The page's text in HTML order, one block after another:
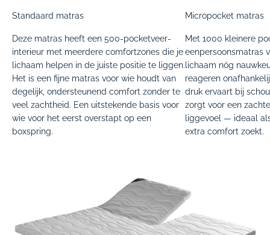
Standaard matras
Deze matras heeft een 500-pocketveer­
interieur met meerdere comfortzones die je
lichaam helpen in de juiste positie te liggen.
Het is een fijne matras voor wie houdt van
degelijk, ondersteunend comfort zonder te
veel zachtheid. Een uitstekende basis voor
wie voor het eerst overstapt op een
boxspring.
Micropocket matras
Met 1000 kleinere
eenpersoonsmatras
lichaam nóg
reageren
druk ervaart bij
zorgt voor een
liggevoel — ideaal
extra comfort zoekt.